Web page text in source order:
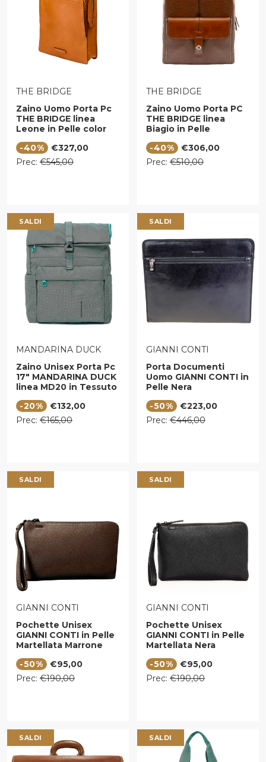
VENDITORE:
THE BRIDGE
Zaino Uomo Porta Pc
THE BRIDGE linea
Leone in Pelle color
-40%
Prezzo di vendita
€327,00
Prezzo regolare
Prec: €545,00
VENDITORE:
THE BRIDGE
Zaino Uomo Porta PC
THE BRIDGE linea
Biagio in Pelle
-40%
Prezzo di vendita
€306,00
Prezzo regolare
Prec: €510,00
SALDI
VENDITORE:
MANDARINA DUCK
Zaino Unisex Porta Pc
17" MANDARINA DUCK
linea MD20 in Tessuto
-20%
Prezzo di vendita
€132,00
Prezzo regolare
Prec: €165,00
SALDI
VENDITORE:
GIANNI CONTI
Porta Documenti
Uomo GIANNI CONTI in
Pelle Nera
-50%
Prezzo di vendita
€223,00
Prezzo regolare
Prec: €446,00
SALDI
VENDITORE:
GIANNI CONTI
Pochette Unisex
GIANNI CONTI in Pelle
Martellata Marrone
-50%
Prezzo di vendita
€95,00
Prezzo regolare
Prec: €190,00
SALDI
VENDITORE:
GIANNI CONTI
Pochette Unisex
GIANNI CONTI in Pelle
Martellata Nera
-50%
Prezzo di vendita
€95,00
Prezzo regolare
Prec: €190,00
SALDI SALDI